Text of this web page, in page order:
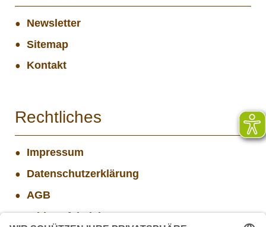
Newsletter
Sitemap
Kontakt
Rechtliches
Impressum
Datenschutzerklärung
AGB
Widerrufsbelehrung